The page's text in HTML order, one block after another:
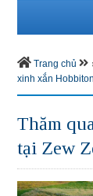
Trang chủ
xinh xắn
Thăm
tại Zew